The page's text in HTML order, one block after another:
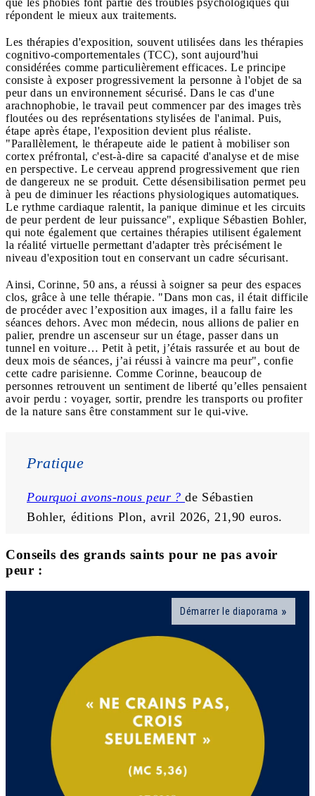
répondent le mieux aux traitements.
Les thérapies d'exposition, souvent utilisées dans les thérapies
cognitivo-comportementales (TCC), sont aujourd'hui
considérées comme particulièrement efficaces. Le principe
consiste à exposer progressivement la personne à l'objet de sa
peur dans un environnement sécurisé. Dans le cas d'une
arachnophobie, le travail peut commencer par des images très
floutées ou des représentations stylisées de l'animal. Puis,
étape après étape, l'exposition devient plus réaliste.
"Parallèlement, le thérapeute aide le patient à mobiliser son
cortex préfrontal, c'est-à-dire sa capacité d'analyse et de mise
en perspective. Le cerveau apprend progressivement que rien
de dangereux ne se produit. Cette désensibilisation permet peu
à peu de diminuer les réactions physiologiques automatiques.
Le rythme cardiaque ralentit, la panique diminue et les circuits
de peur perdent de leur puissance", explique Sébastien Bohler,
qui note également que certaines thérapies utilisent également
la réalité virtuelle permettant d'adapter très précisément le
niveau d'exposition tout en conservant un cadre sécurisant.
Ainsi, Corinne, 50 ans, a réussi à soigner sa peur des espaces
clos, grâce à une telle thérapie. "Dans mon cas, il était difficile
de procéder avec l’exposition aux images, il a fallu faire les
séances dehors. Avec mon médecin, nous allions de palier en
palier, prendre un ascenseur sur un étage, passer dans un
tunnel en voiture… Petit à petit, j’étais rassurée et au bout de
deux mois de séances, j’ai réussi à vaincre ma peur", confie
cette cadre parisienne. Comme Corinne, beaucoup de
personnes retrouvent un sentiment de liberté qu’elles pensaient
avoir perdu : voyager, sortir, prendre les transports ou profiter
de la nature sans être constamment sur le qui-vive.
Pratique
Pourquoi avons-nous peur ? de Sébastien
Bohler, éditions Plon, avril 2026, 21,90 euros.
Conseils des grands saints pour ne pas avoir
peur :
Démarrer le diaporama